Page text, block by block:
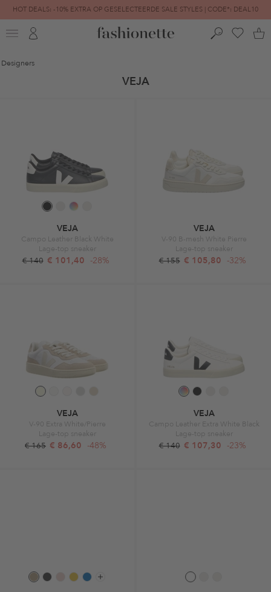
HOT DEALS: -10% EXTRA OP GESELECTEERDE SALE STYLES | CODE*: DEAL10
FINAL SALE | TOT -80% GEREDUCEERD
Designers
VEJA
VEJA
Campo Leather Black White
Lage-top sneaker
€ 140 € 101,40 -28%
VEJA
V-90 B-mesh White Pierre
Lage-top sneaker
€ 155 € 105,80 -32%
VEJA
V-90 Extra White/Pierre
Lage-top sneaker
€ 165 € 86,60 -48%
VEJA
Campo Leather Extra White Black
Lage-top sneaker
€ 140 € 107,30 -23%